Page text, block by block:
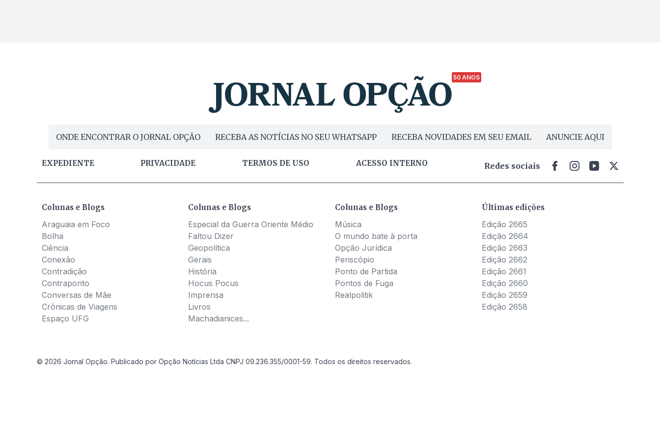
50 ANOS
ONDE ENCONTRAR O JORNAL OPÇÃO RECEBA AS NOTÍCIAS NO SEU WHATSAPP RECEBA NOVIDADES EM SEU EMAIL ANUNCIE AQUI
EXPEDIENTE PRIVACIDADE TERMOS DE USO ACESSO INTERNO Redes sociais
Colunas e Blogs
Araguaia em Foco
Bolha
Ciência
Conexão
Contradição
Contraponto
Conversas de Mãe
Crônicas de Viagens
Espaço UFG
Colunas e Blogs
Especial da Guerra Oriente Médio
Faltou Dizer
Geopolítica
Gerais
História
Hocus Pocus
Imprensa
Livros
Machadianices...
Colunas e Blogs
Música
O mundo bate à porta
Opção Jurídica
Periscópio
Ponto de Partida
Pontos de Fuga
Realpolitik
Últimas edições
Edição 2665
Edição 2664
Edição 2663
Edição 2662
Edição 2661
Edição 2660
Edição 2659
Edição 2658
© 2026 Jornal Opção. Publicado por Opção Notícias Ltda CNPJ 09.236.355/0001-59. Todos os direitos reservados.